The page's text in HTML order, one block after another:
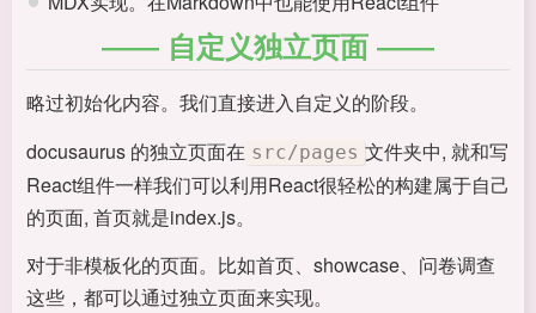
自定义独立页面
略过初始化内容。我们直接进入自定义的阶段。
docusaurus 的独立页面在 src/pages 文件夹中, 就和写
React组件一样我们可以利用React很轻松的构建属于自己
的页面, 首页就是index.js。
对于非模板化的页面。比如首页、showcase、问卷调查
这些，都可以通过独立页面来实现。